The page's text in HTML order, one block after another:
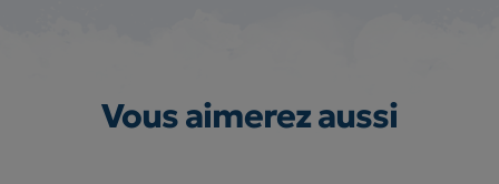
Vous aimerez aussi